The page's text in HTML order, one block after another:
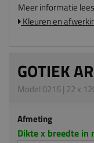
Meer informatie
Kleuren en
GOTIEK
Model 0216 | 22 x
Afmeting
Dikte x breedte in